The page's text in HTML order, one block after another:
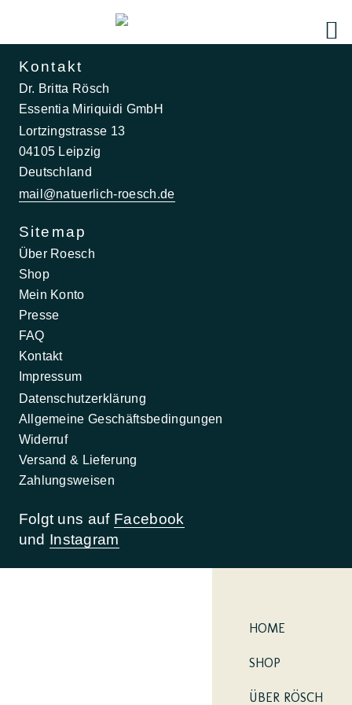
Kontakt
Dr. Britta Rösch
Essentia Miriquidi GmbH
Lortzingstrasse 13
04105 Leipzig
Deutschland
mail@natuerlich-roesch.de
Sitemap
Über Roesch
Shop
Mein Konto
Presse
FAQ
Kontakt
Impressum
Datenschutzerklärung
Allgemeine Geschäftsbedingungen
Widerruf
Versand & Lieferung
Zahlungsweisen
Folgt uns auf Facebook
und Instagram
HOME
SHOP
ÜBER RÖSCH